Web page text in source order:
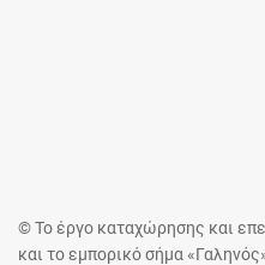
© Το έργο καταχώρησης και
και το εμπορικό σήμα